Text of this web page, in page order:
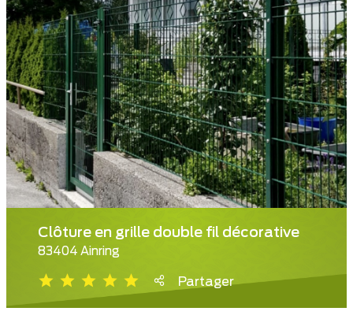
Clôture en grille double fil décorative
83404 Ainring
Partager